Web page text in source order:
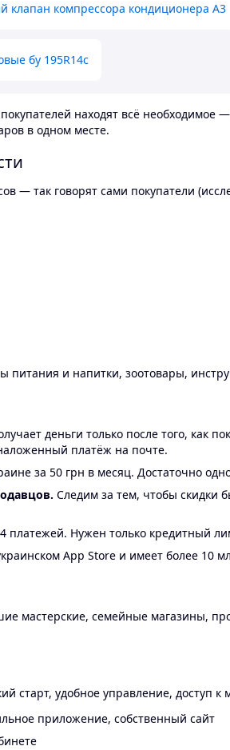
клапан компрессора кондиционера А3
бу 195R14c
находят всё
в одном месте.
— так говорят сами покупатели
питания и напитки, зоотовары,
деньги только после того, как
платёж на почте.
за 50 грн в месяц. Достаточно
Следим за тем, чтобы скидки
платежей. Нужен только кредитный
App Store и имеет более 10
мастерские, семейные магазины,
старт, удобное управление, доступ к
приложение, собственный сайт